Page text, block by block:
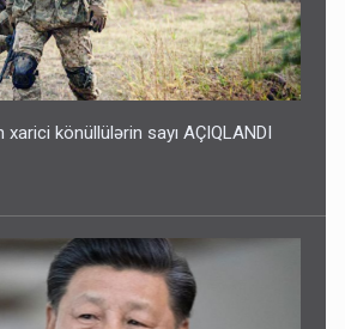
könüllülərin sayı AÇIQLANDI